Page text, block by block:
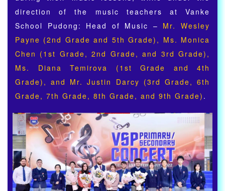
direction of the music teachers at Vanke
School Pudong: Head of Music – Mr. Wesley
Payne (2nd Grade and 5th Grade), Ms. Monica
Chen (1st Grade, 2nd Grade, and 3rd Grade),
Ms. Diana Temirova (1st Grade and 4th
Grade), and Mr. Justin Darcy (3rd Grade, 6th
Grade, 7th Grade, 8th Grade, and 9th Grade) .